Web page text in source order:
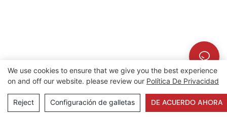
We use cookies to ensure that we give you the best experience
on and off our website. please review our Política De Privacidad
Reject Configuración de galletas DE ACUERDO AHORA